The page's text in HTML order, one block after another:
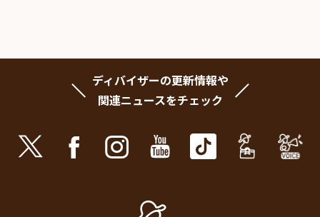
ディバイザーの更新情報や
関連ニュースをチェック